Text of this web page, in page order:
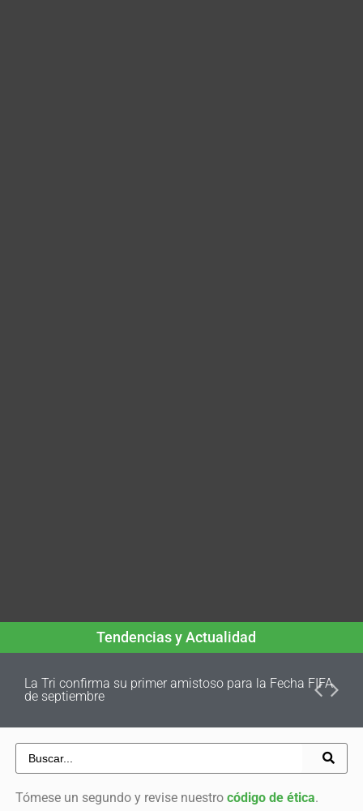
Tendencias y Actualidad
La Tri confirma su primer amistoso para la Fecha FIFA
de septiembre
Tómese un segundo y revise nuestro código de ética.